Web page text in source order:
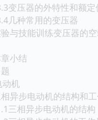
压器的外特性和额定
种常用的变压器
与技能训练变压器的
小结
动机
异步电动机的结构和
相异步电动机的结构